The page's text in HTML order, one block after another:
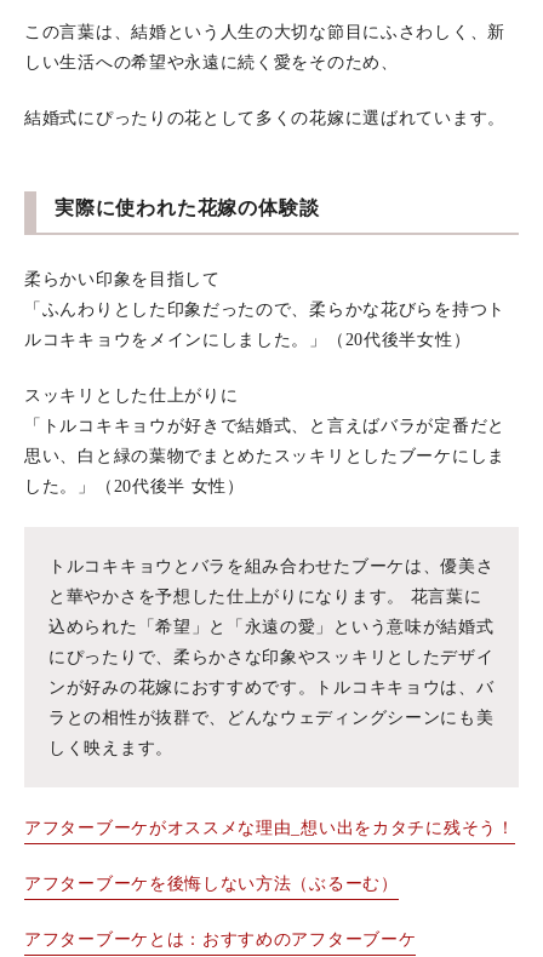
この言葉は、結婚という人生の大切な節目にふさわしく、新
しい生活への希望や永遠に続く愛をそのため、
結婚式にぴったりの花として多くの花嫁に選ばれています。
実際に使われた花嫁の体験談
柔らかい印象を目指して
「ふんわりとした印象だったので、柔らかな花びらを持つト
ルコキキョウをメインにしました。」（20代後半女性）
スッキリとした仕上がりに
「トルコキキョウが好きで結婚式、と言えばバラが定番だと
思い、白と緑の葉物でまとめたスッキリとしたブーケにしま
した。」（20代後半 女性）
トルコキキョウとバラを組み合わせたブーケは、優美さ
と華やかさを予想した仕上がりになります。 花言葉に
込められた「希望」と「永遠の愛」という意味が結婚式
にぴったりで、柔らかさな印象やスッキリとしたデザイ
ンが好みの花嫁におすすめです。トルコキキョウは、バ
ラとの相性が抜群で、どんなウェディングシーンにも美
しく映えます。
アフターブーケがオススメな理由_想い出をカタチに残そう！
アフターブーケを後悔しない方法（ぶるーむ）
アフターブーケとは：おすすめのアフターブーケ